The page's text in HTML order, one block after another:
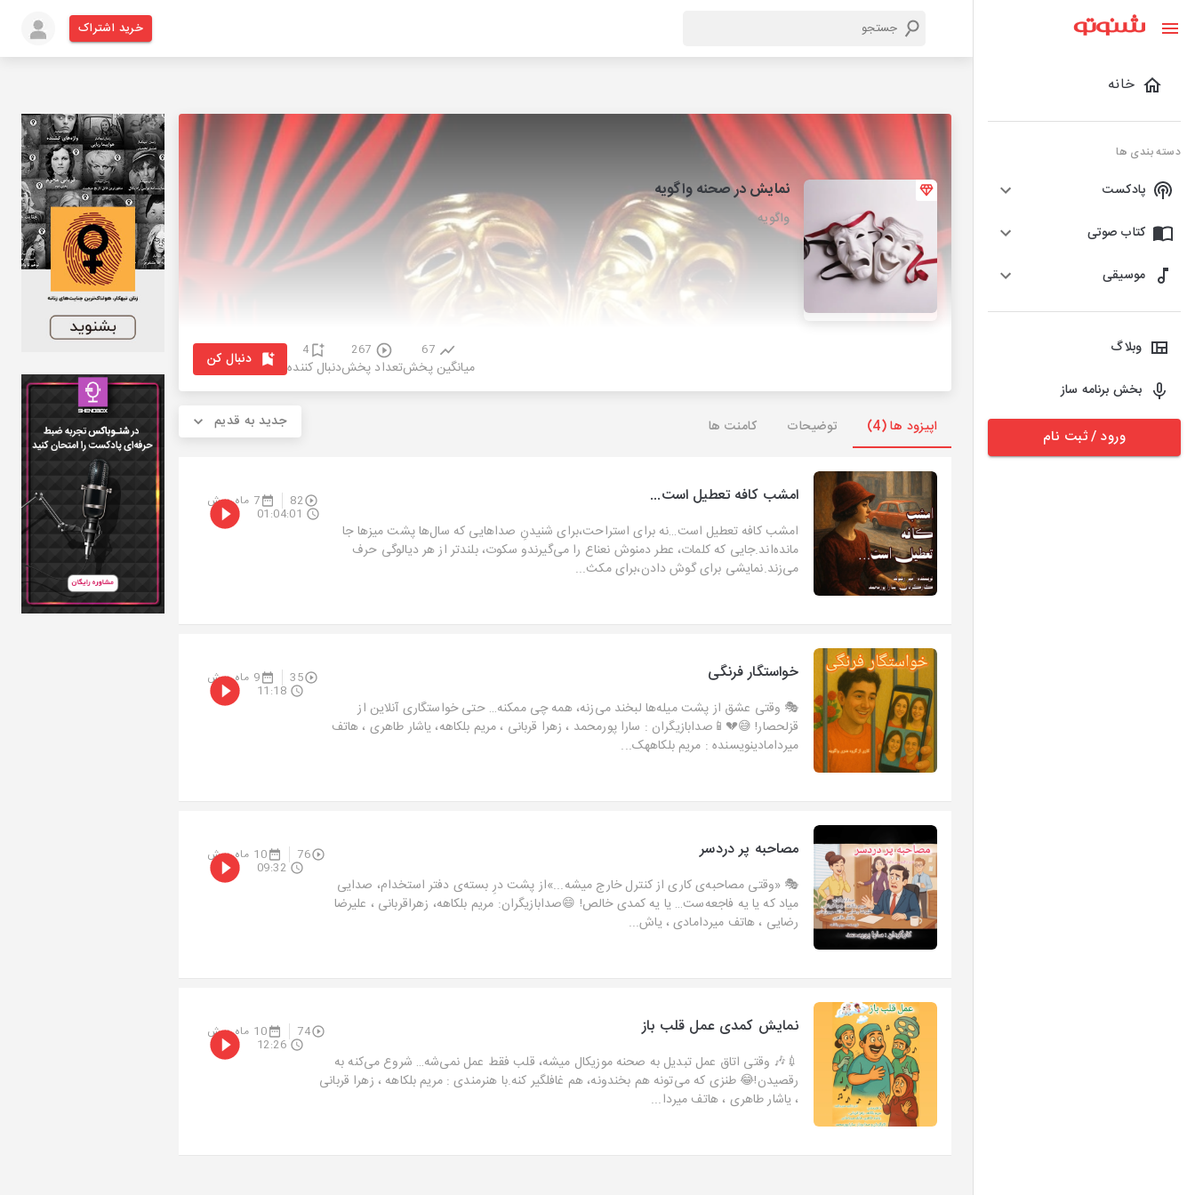
خانه
دسته بندی ها
پادکست
کتاب صوتی
موسیقی
وبلاگ
بخش برنامه ساز
ورود / ثبت نام
خرید اشتراک
نمایش در صحنه واگویه
واگویه
67
میانگین پخش
267
تعداد پخش
4
دنبال کننده دنبال کن
اپیزود ها (4) توضیحات کامنت ها جدید به قدیم
امشب کافه تعطیل است... 82 7 ماه پیش
امشب کافه تعطیل است…نه برای استراحت،برای شنیدنِ صداهایی که سال‌ها پشت میزها جا
مانده‌اند.جایی که کلمات، عطر دمنوش نعناع را می‌گیرندو سکوت، بلندتر از هر دیالوگی حرف
می‌زند.نمایشی برای گوش دادن،برای مکث...
01:04:01
خواستگار فرنگی 35 9 ماه پیش
🎭 وقتی عشق از پشت میله‌ها لبخند می‌زنه، همه چی ممکنه… حتی خواستگاری آنلاین از
قزلحصار! 😅💔📱صدابازیگران : سارا پورمحمد ، زهرا قربانی ، مریم بلکاهه، یاشار طاهری ، هاتف
میردامادینویسنده : مریم بلکاههک...
11:18
مصاحبه پر دردسر 76 10 ماه پیش
🎭 «وقتی مصاحبه‌ی کاری از کنترل خارج میشه...»از پشت درِ بسته‌ی دفتر استخدام، صدایی
میاد که یا یه فاجعه‌ست… یا یه کمدی خالص! 😄صدابازیگران: مریم بلکاهه، زهراقربانی ، علیرضا
رضایی ، هاتف میردامادی ، یاش...
09:32
نمایش کمدی عمل قلب باز 74 10 ماه پیش
💉🎶 وقتی اتاق عمل تبدیل به صحنه موزیکال میشه، قلب فقط عمل نمی‌شه… شروع می‌کنه به
رقصیدن!😂 طنزی که می‌تونه هم بخندونه، هم غافلگیر کنه.با هنرمندی : مریم بلکاهه ، زهرا قربانی
، یاشار طاهری ، هاتف میردا...
12:26